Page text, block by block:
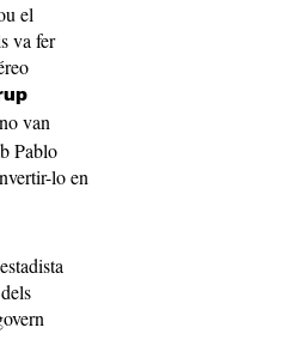
el
va fer
van
Pablo
lo en